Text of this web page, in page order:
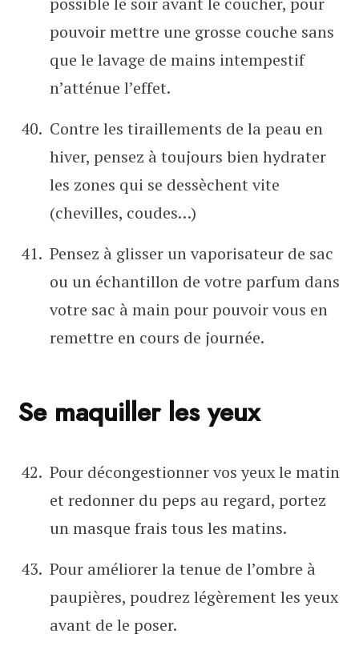
pouvoir mettre une grosse couche sans
que le lavage de mains intempestif
n’atténue l’effet.
Contre les tiraillements de la peau en
hiver, pensez à toujours bien hydrater
les zones qui se dessèchent vite
(chevilles, coudes…)
Pensez à glisser un vaporisateur de sac
ou un échantillon de votre parfum dans
votre sac à main pour pouvoir vous en
remettre en cours de journée.
Se maquiller les yeux
Pour décongestionner vos yeux le matin
et redonner du peps au regard, portez
un masque frais tous les matins.
Pour améliorer la tenue de l’ombre à
paupières, poudrez légèrement les yeux
avant de le poser.